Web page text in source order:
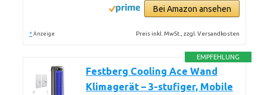
Bei Amazon ansehen
* Anzeige Preis inkl. MwSt., zzgl. Versandkosten
EMPFEHLUNG
Festberg Cooling Ace Wand
Klimagerät – 3-stufiger, Mobile